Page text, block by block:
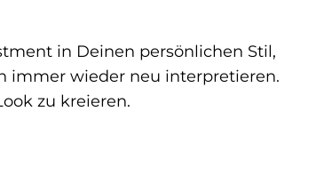
in Deinen persönlichen Stil,
immer wieder neu interpretieren.
zu kreieren.